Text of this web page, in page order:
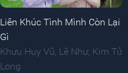
Liên Khúc Tình Mình Còn Lại
Gì
Khưu Huy Vũ, Lê Như, Kim Tử
Long